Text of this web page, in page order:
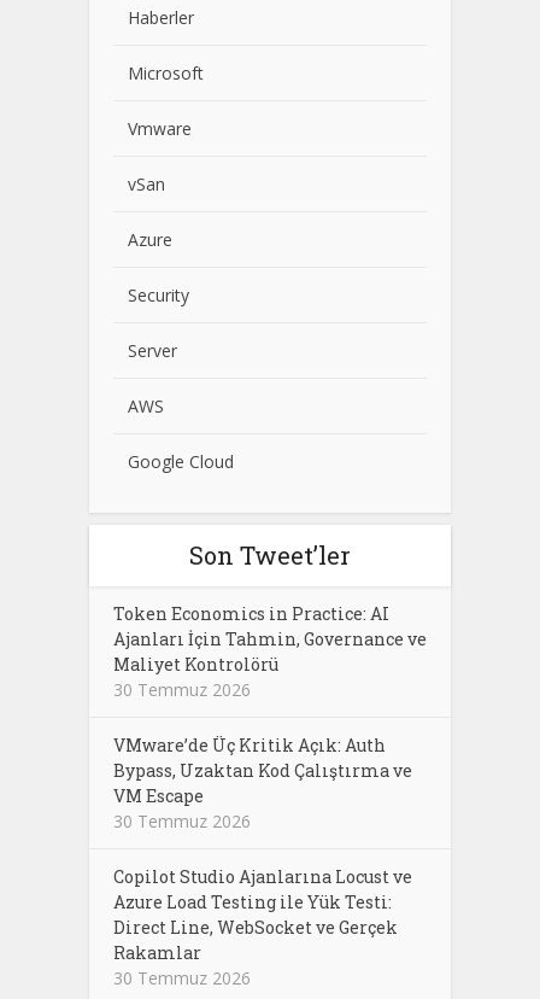
Haberler
Microsoft
Vmware
vSan
Azure
Security
Server
AWS
Google Cloud
Son Tweet’ler
Token Economics in Practice: AI
Ajanları İçin Tahmin, Governance ve
Maliyet Kontrolörü
30 Temmuz 2026
VMware’de Üç Kritik Açık: Auth
Bypass, Uzaktan Kod Çalıştırma ve
VM Escape
30 Temmuz 2026
Copilot Studio Ajanlarına Locust ve
Azure Load Testing ile Yük Testi:
Direct Line, WebSocket ve Gerçek
Rakamlar
30 Temmuz 2026